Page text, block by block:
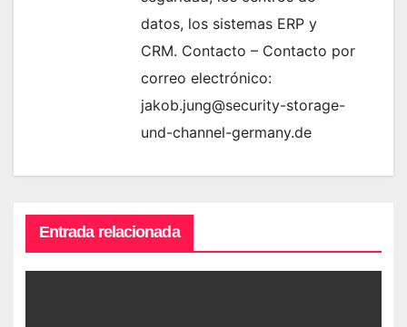
datos, los sistemas ERP y
CRM. Contacto – Contacto por
correo electrónico:
jakob.jung@security-storage-
und-channel-germany.de
Entrada relacionada